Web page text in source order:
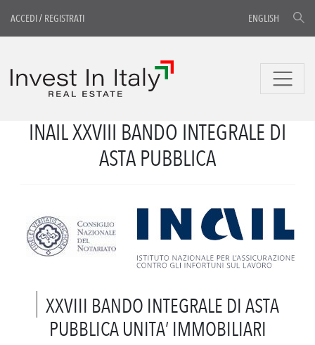
ACCEDI/ REGISTRATI ENGLISH
INAIL XXVIII BANDO INTEGRALE DI
ASTA PUBBLICA
XXVIII BANDO INTEGRALE DI ASTA
PUBBLICA UNITA’ IMMOBILIARI